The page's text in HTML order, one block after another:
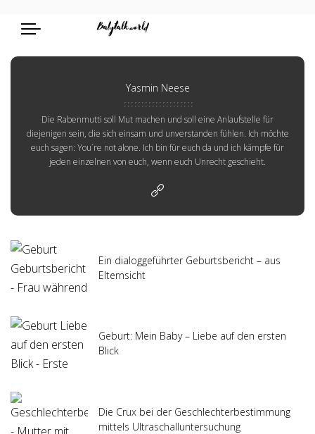
Yasmin Neese
Die Rabenmutti soll Mut machen und soll eine Anlaufstelle für
diejenigen sein, die sich einsam und unverstanden fühlen. Ich möchte
euch sagen: You´re not alone. Ich bin für euch da und ich kämpfe für
jeden einzelnen von euch, wenn euch Unrecht geschieht.
Ein dialoggeführter Geburtsbericht – aus
Elternsicht
Geburt: Mein Baby – Liebe auf den ersten
Blick
Die Crux bei der Geschlechterbestimmung
mittels Ultraschalluntersuchung